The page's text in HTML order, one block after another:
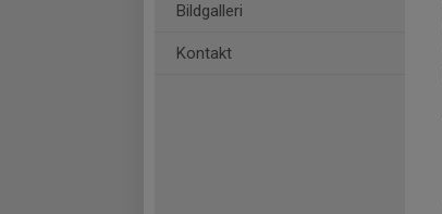
Bildgalleri
Kontakt